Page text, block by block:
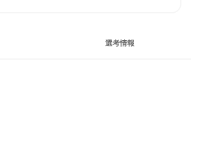
選考情報